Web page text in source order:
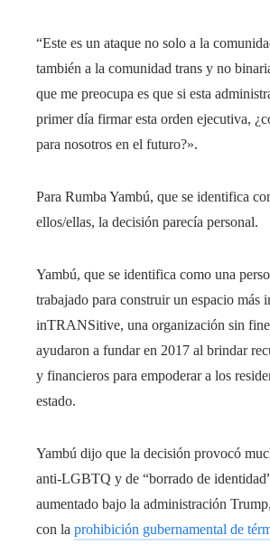
“Este es un ataque no solo a la
también a la comunidad trans y no
que me preocupa es que si esta
primer día firmar esta orden ejecutiva,
para nosotros en el futuro?».
Para Rumba Yambú, que se identifica
ellos/ellas, la decisión parecía personal.
Yambú, que se identifica como una
trabajado para construir un espacio más
inTRANSitive, una organización sin
ayudaron a fundar en 2017 al brindar
y financieros para empoderar a los
estado.
Yambú dijo que la decisión provocó
anti-LGBTQ y de “borrado de
aumentado bajo la administración
con la prohibición gubernamental de